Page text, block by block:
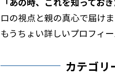
ロの視点と親の真心で届けま
もうちょい詳しいプロフィ
カテゴリ